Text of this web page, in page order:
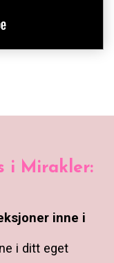
i Mirakler:
inne i
i ditt eget